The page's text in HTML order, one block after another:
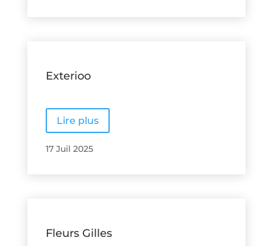
Exterioo
Lire plus
17 Juil 2025
Fleurs Gilles